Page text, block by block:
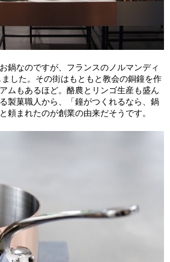
鍋なのですが、フランスのノルマンディ
した。その街はもともと教会の銅鐘を作
ムもあるほど。酪農とリンゴ生産も盛ん
製菓職人から、「鐘がつくれるなら、鍋
頼まれたのが創業の由来だそうです。